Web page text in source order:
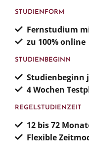
STUDIENFORM
Fernstudium
zu 100% online
STUDIENBEGINN
Studienbeginn
4 Wochen
REGELSTUDIENZEIT
12 bis 72
Flexible